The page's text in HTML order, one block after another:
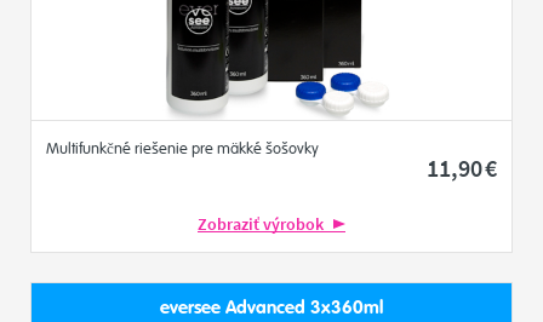
Multifunkčné riešenie pre mäkké šošovky
11,90€
Zobraziť výrobok
eversee Advanced 3x360ml